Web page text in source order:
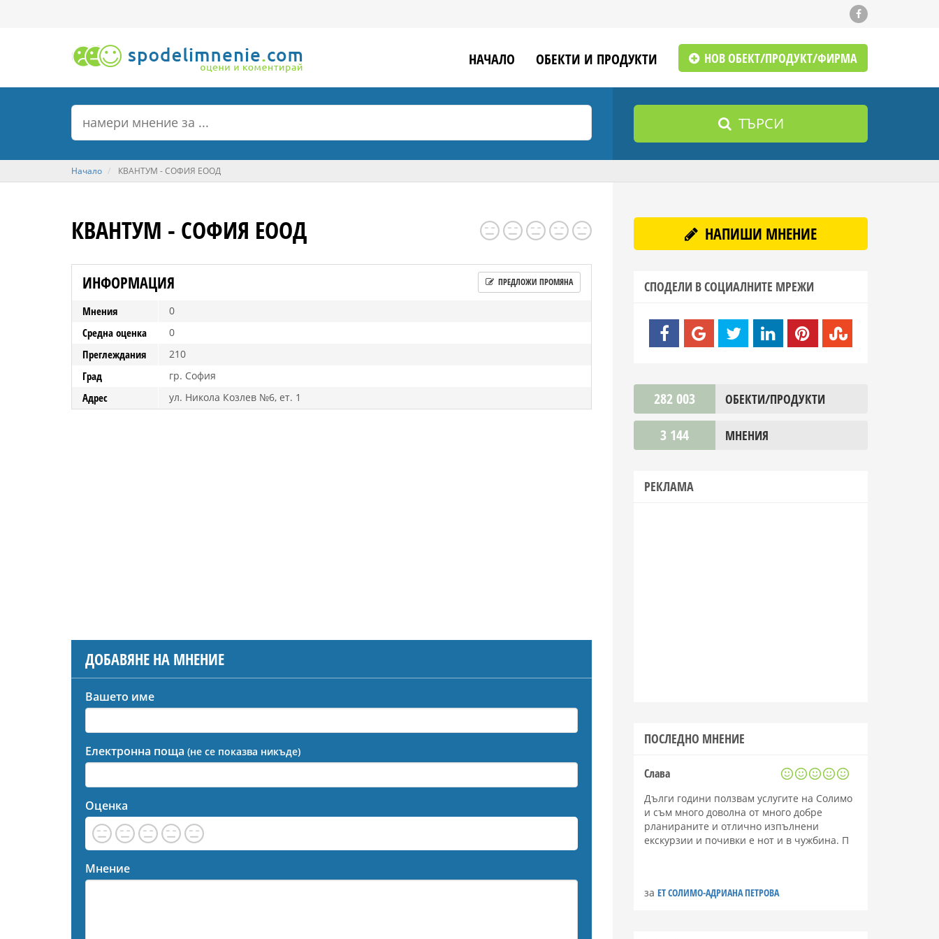
НАЧАЛО ОБЕКТИ И ПРОДУКТИ НОВ ОБЕКТ/ПРОДУКТ/ФИРМА
ТЪРСИ
Начало КВАНТУМ - СОФИЯ ЕООД
КВАНТУМ - СОФИЯ ЕООД
ИНФОРМАЦИЯ ПРЕДЛОЖИ ПРОМЯНА
Мнения 0
Средна оценка 0
Преглеждания 210
Град гр. София
Адрес ул. Никола Козлев №6, ет. 1
ДОБАВЯНЕ НА МНЕНИЕ
Вашето име
Електронна поща (не се показва никъде)
Оценка
Мнение
НАПИШИ МНЕНИЕ
СПОДЕЛИ В СОЦИАЛНИТЕ МРЕЖИ
282 003 ОБЕКТИ/ПРОДУКТИ
3 144 МНЕНИЯ
РЕКЛАМА
ПОСЛЕДНО МНЕНИЕ
Слава
Дълги години ползвам услугите на Солимо
и съм много доволна от много добре
рланираните и отлично изпълнени
екскурзии и почивки е нот и в чужбина. П
заЕТ СОЛИМО-АДРИАНА ПЕТРОВА